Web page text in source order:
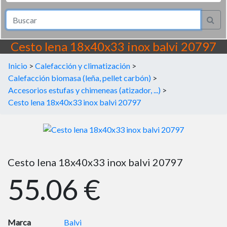
Cesto lena 18x40x33 inox balvi 20797
Inicio > Calefacción y climatización >
Calefacción biomasa (leña, pellet carbón) >
Accesorios estufas y chimeneas (atizador, ...) >
Cesto lena 18x40x33 inox balvi 20797
Cesto lena 18x40x33 inox balvi 20797
55.06 €
Marca
Balvi